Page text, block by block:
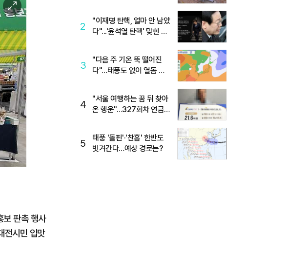
이
미
지
확
대
보 판촉 행사
전시민 입맛
2
"이재명 탄핵, 얼마 안 남았
다"...'윤석열 탄핵' 맞힌 무
3
"다음 주 기온 뚝 떨어진
다"…태풍도 없이 열돔 박
4
"서울 여행하는 꿈 뒤 찾아
온 행운"…327회차 연금
5
태풍 '돌핀'·'찬홈' 한반도
빗겨간다…예상 경로는?